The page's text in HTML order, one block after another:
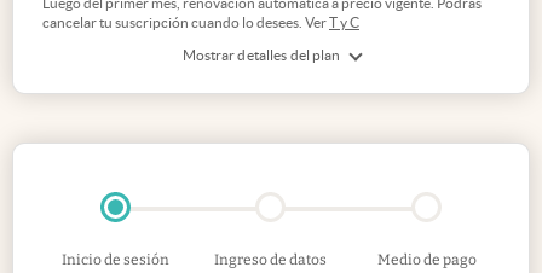
Mostrar detalles del plan
cancelar tu suscripción cuando lo desees. VerT y C
Inicio de sesión Ingreso de datos Medio de pago